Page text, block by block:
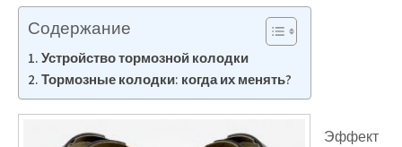
Содержание
Устройство тормозной колодки
Тормозные колодки: когда их менять?
Эффект